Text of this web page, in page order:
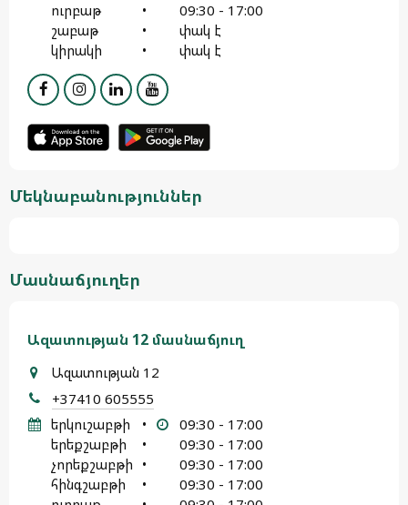
ուրբաթ
•
09:30 - 17:00
շաբաթ
•
փակ է
կիրակի
• փակ է
Մեկնաբանություններ
Մասնաճյուղեր
Ազատության 12 մասնաճյուղ
Ազատության 12
+37410 605555
երկուշաբթի
•
09:30 - 17:00
երեքշաբթի
•
09:30 - 17:00
չորեքշաբթի •
09:30 - 17:00
հինգշաբթի
•
09:30 - 17:00